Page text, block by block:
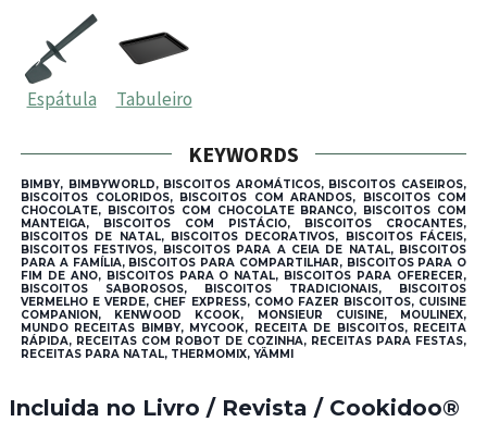
Espátula Tabuleiro
KEYWORDS
BIMBY, BIMBYWORLD, BISCOITOS AROMÁTICOS, BISCOITOS CASEIROS,
BISCOITOS COLORIDOS, BISCOITOS COM ARANDOS, BISCOITOS COM
CHOCOLATE, BISCOITOS COM CHOCOLATE BRANCO, BISCOITOS COM
MANTEIGA, BISCOITOS COM PISTÁCIO, BISCOITOS CROCANTES,
BISCOITOS DE NATAL, BISCOITOS DECORATIVOS, BISCOITOS FÁCEIS,
BISCOITOS FESTIVOS, BISCOITOS PARA A CEIA DE NATAL, BISCOITOS
PARA A FAMÍLIA, BISCOITOS PARA COMPARTILHAR, BISCOITOS PARA O
FIM DE ANO, BISCOITOS PARA O NATAL, BISCOITOS PARA OFERECER,
BISCOITOS SABOROSOS, BISCOITOS TRADICIONAIS, BISCOITOS
VERMELHO E VERDE, CHEF EXPRESS, COMO FAZER BISCOITOS, CUISINE
COMPANION, KENWOOD KCOOK, MONSIEUR CUISINE, MOULINEX,
MUNDO RECEITAS BIMBY, MYCOOK, RECEITA DE BISCOITOS, RECEITA
RÁPIDA, RECEITAS COM ROBOT DE COZINHA, RECEITAS PARA FESTAS,
RECEITAS PARA NATAL, THERMOMIX, YÄMMI
Incluida no Livro / Revista / Cookidoo®